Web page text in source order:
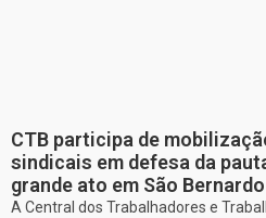
CTB participa de
sindicais em defesa da
grande ato em São
A Central dos Trabalhadores e